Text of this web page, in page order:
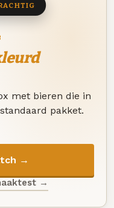
met bieren die in
pakket.
→
→